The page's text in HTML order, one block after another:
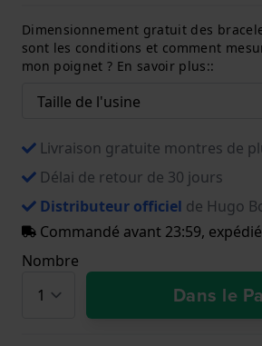
Dimensionnement gratuit des
sont les conditions et comment
mon poignet ? En savoir plus::
Livraison gratuite montres de
Délai de retour de 30 jours
Distributeur officiel de Hugo
Commandé avant 23:59,
Nombre
Dans le